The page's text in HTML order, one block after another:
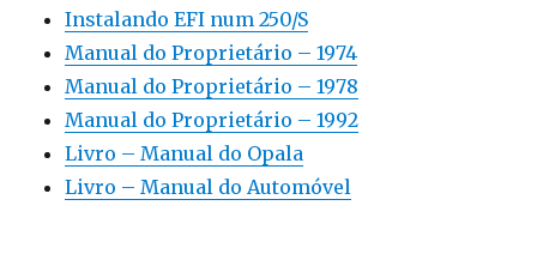
Instalando EFI num 250/S
Manual do Proprietário – 1974
Manual do Proprietário – 1978
Manual do Proprietário – 1992
Livro – Manual do Opala
Livro – Manual do Automóvel